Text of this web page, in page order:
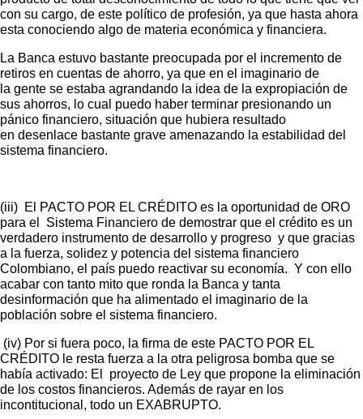
con su cargo, de este político de profesión, ya que hasta ahora
esta conociendo algo de materia económica y financiera.
La Banca estuvo bastante preocupada por el incremento de
retiros en cuentas de ahorro, ya que en el imaginario de
la gente se estaba agrandando la idea de la expropiación de
sus ahorros, lo cual puedo haber terminar presionando un
pánico financiero, situación que hubiera resultado
en desenlace bastante grave amenazando la estabilidad del
sistema financiero.
(iii) El PACTO POR EL CRÉDITO es la oportunidad de ORO
para el Sistema Financiero de demostrar que el crédito es un
verdadero instrumento de desarrollo y progreso y que gracias
a la fuerza, solidez y potencia del sistema financiero
Colombiano, el país puedo reactivar su economía. Y con ello
acabar con tanto mito que ronda la Banca y tanta
desinformación que ha alimentado el imaginario de la
población sobre el sistema financiero.
(iv) Por si fuera poco, la firma de este PACTO POR EL
CRÉDITO le resta fuerza a la otra peligrosa bomba que se
había activado: El proyecto de Ley que propone la eliminación
de los costos financieros. Además de rayar en los
incontitucional, todo un EXABRUPTO.